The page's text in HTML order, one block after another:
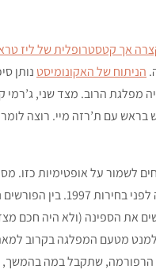
אך קטסטרופלית של ליז
הניתוח של האקונומיסט
מפלגת הרוב. מצד שני, ג’רמי
עם ת’רזה מיי. רוצה
לשמור על אופטימיות כזו.
, כלומר יותר ממה
את הספינה (ולא היה חכם
מטעם המפלגה בקרוב
שתקבל במה בהמשך,